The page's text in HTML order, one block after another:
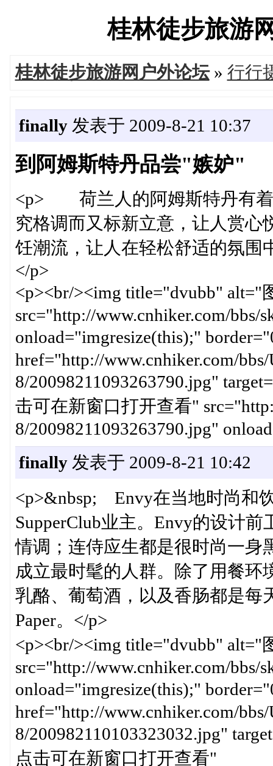
桂林徒步旅游
桂林徒步旅游网户外论坛» 行行
finally发表于 2009-8-21 10:37
到阿姆斯特丹品尝"嫉妒"
<p> 荷兰人的阿姆斯特丹有着
究格调而又标新立意，让人赏心
饪潮流，让人在轻松舒适的氛围
</p>
<p><br/><img title="dvubb"
src="http://www.cnhiker.com/bbs/
onload="imgresize(this);"
href="http://www.cnhiker.com/
8/20098211093263790.jpg"
击可在新窗口打开查看"
8/20098211093263790.jpg"
finally发表于 2009-8-21 10:42
<p>&nbsp; Envy在当地时尚和
SupperClub业主。Envy的设计
情调；连侍应生都是很时尚一身
成立最时髦的人群。除了用餐环
乳酪、葡萄酒，以及香肠都是每
Paper。</p>
<p><br/><img title="dvubb"
src="http://www.cnhiker.com/bbs/
onload="imgresize(this);"
href="http://www.cnhiker.com/
8/200982110103323032.jpg"
点击可在新窗口打开查看"